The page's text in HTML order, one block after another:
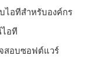
ไอทีสำหรับองค์กร
อที
สอบซอฟต์แวร์